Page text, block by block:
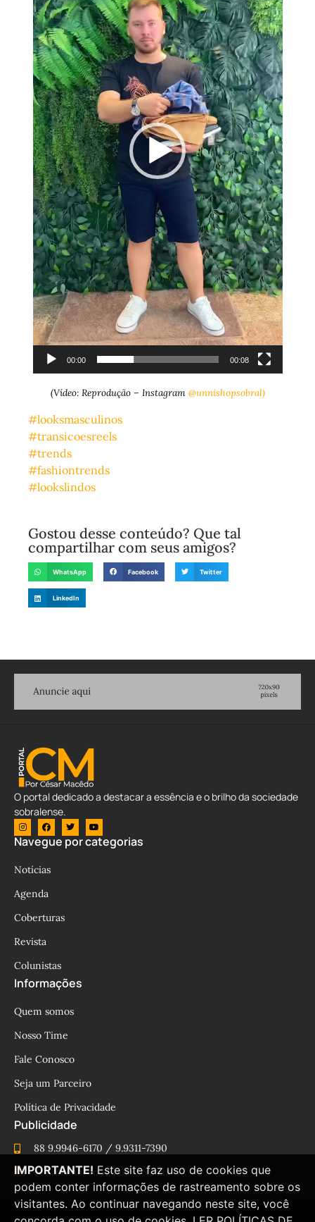
00:00 00:08
(Vídeo: Reprodução – Instagram @unnishopsobral)
#looksmasculinos
#transicoesreels
#trends
#fashiontrends
#lookslindos
Gostou desse conteúdo? Que tal
compartilhar com seus amigos?
WhatsApp Facebook Twitter
LinkedIn
O portal dedicado a destacar a essência e o brilho da sociedade
sobralense.
Navegue por categorias
Notícias
Agenda
Coberturas
Revista
Colunistas
Informações
Quem somos
Nosso Time
Fale Conosco
Seja um Parceiro
Política de Privacidade
Publicidade
88 9.9946-6170 / 9.9311-7390
cesinhamacedo@yahoo.com.br
IMPORTANTE! Este site faz uso de cookies que
podem conter informações de rastreamento sobre os
visitantes. Ao continuar navegando neste site, você